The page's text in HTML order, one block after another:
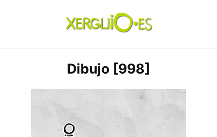
xerguio.ES | ilustración
Dibujo [998]